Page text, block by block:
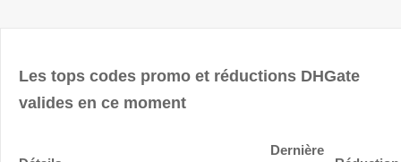
Les tops codes promo et réductions DHGate
valides en ce moment
Dernière